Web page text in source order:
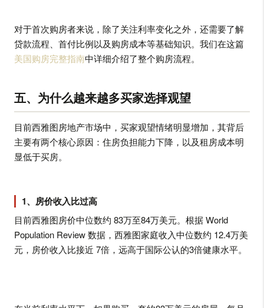
对于首次购房者来说，除了关注利率变化之外，还需要了解
贷款流程、首付比例以及购房成本等基础知识。我们在这篇
美国购房完整指南中详细介绍了整个购房流程。
五、为什么越来越多买家选择观望
目前西雅图房地产市场中，买家观望情绪明显增加，其背后
主要有两个核心原因：住房负担能力下降，以及租房成本明
显低于买房。
1、房价收入比过高
目前西雅图房价中位数约 83万至84万美元。根据 World
Population Review 数据，西雅图家庭收入中位数约 12.4万美
元，房价收入比接近 7倍，远高于国际公认的3倍健康水平。